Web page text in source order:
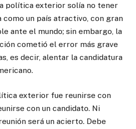
política exterior solía no tener
un país atractivo, con gran
ante el mundo; sin embargo, la
cometió el error más grave
es decir, alentar la candidatura
exterior fue reunirse con
con un candidato. Ni
será un acierto. Debe